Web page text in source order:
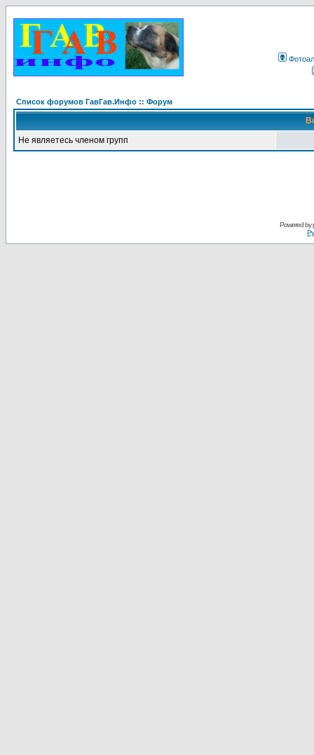
Список форумов ГавГав.Инфо :: Форум
Не являетесь членом групп
Powered by